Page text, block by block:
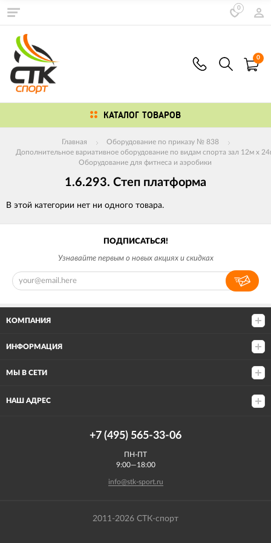
0
0
КАТАЛОГ ТОВАРОВ
Главная
Оборудование по приказу № 838
Дополнительное вариативное оборудование по видам спорта зал 12м х
Оборудование для фитнеса и аэробики
1.6.293. Степ платформа
В этой категории нет ни одного товара.
ПОДПИСАТЬСЯ!
Узнавайте первым о новых акциях и скидках
КОМПАНИЯ
ИНФОРМАЦИЯ
МЫ В СЕТИ
НАШ АДРЕС
+7 (495) 565-33-06
ПН-ПТ
9:00—18:00
info@stk-sport.ru
2011-2026 СТК-спорт